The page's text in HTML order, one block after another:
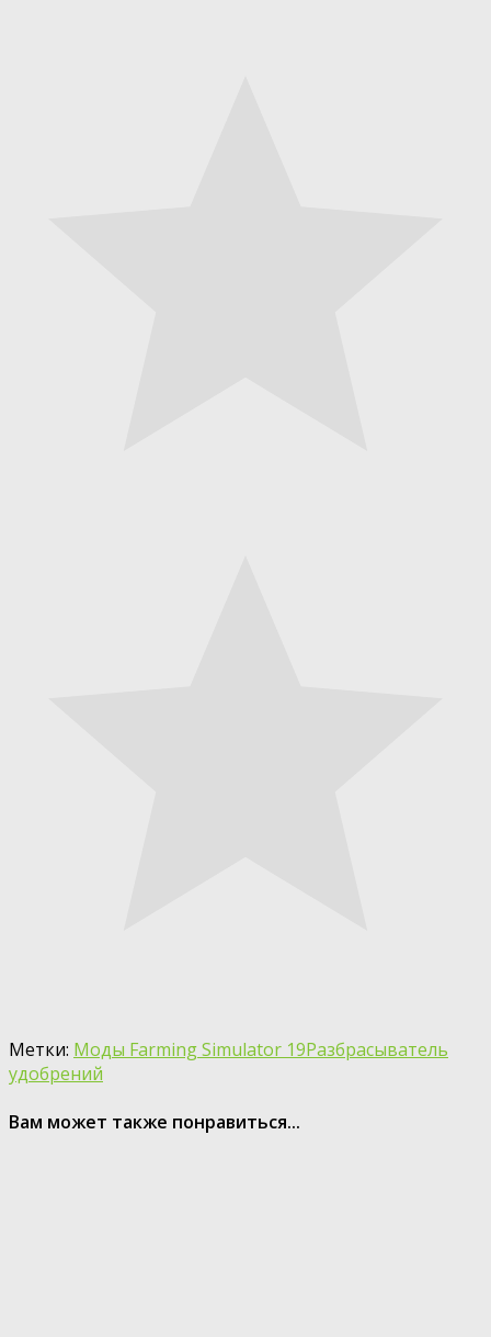
Метки: Моды Farming Simulator 19Разбрасыватель
удобрений
Вам может также понравиться...